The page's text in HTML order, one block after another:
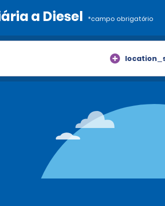
a Diesel *campo obrigatório